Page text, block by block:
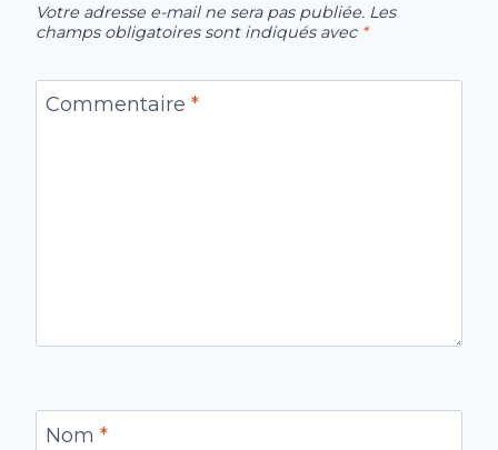
Votre adresse e-mail ne sera pas publiée. Les
champs obligatoires sont indiqués avec *
Commentaire *
Nom *